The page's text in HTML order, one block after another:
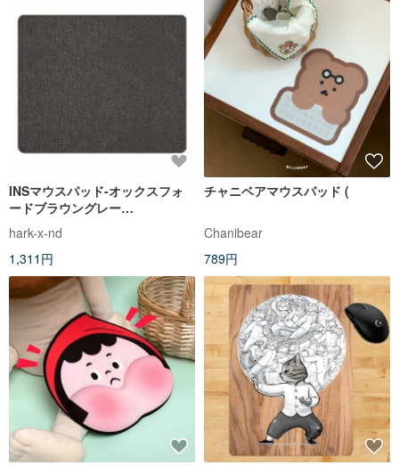
INSマウスパッド-オックスフォ
ードブラウングレー
（22x18cm）
hark-x-nd
1,311円
チャニベアマウスパッド (
Chanibear
789円